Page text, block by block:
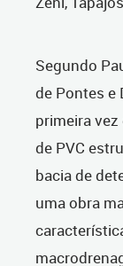
Segundo
de Pontes e
primeira
de PVC
bacia de
uma obra